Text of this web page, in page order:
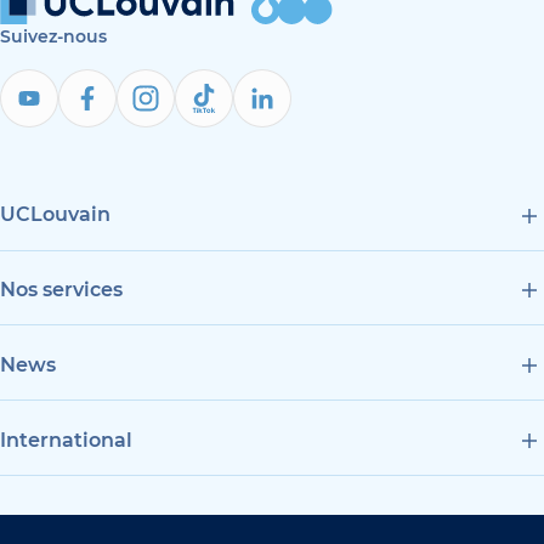
Suivez-nous
UCLouvain
Nos services
News
International